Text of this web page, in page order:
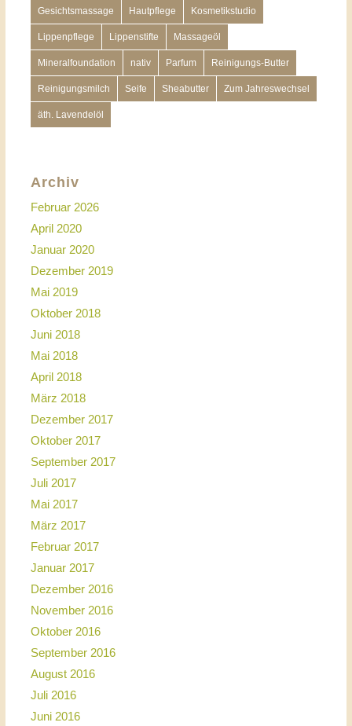
Gesichtsmassage Hautpflege Kosmetikstudio
Lippenpflege Lippenstifte Massageöl
Mineralfoundation nativ Parfum Reinigungs-Butter
Reinigungsmilch Seife Sheabutter Zum Jahreswechsel
äth. Lavendelöl
Archiv
Februar 2026
April 2020
Januar 2020
Dezember 2019
Mai 2019
Oktober 2018
Juni 2018
Mai 2018
April 2018
März 2018
Dezember 2017
Oktober 2017
September 2017
Juli 2017
Mai 2017
März 2017
Februar 2017
Januar 2017
Dezember 2016
November 2016
Oktober 2016
September 2016
August 2016
Juli 2016
Juni 2016